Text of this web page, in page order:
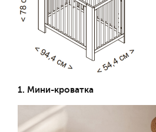
1. Мини-кроватка